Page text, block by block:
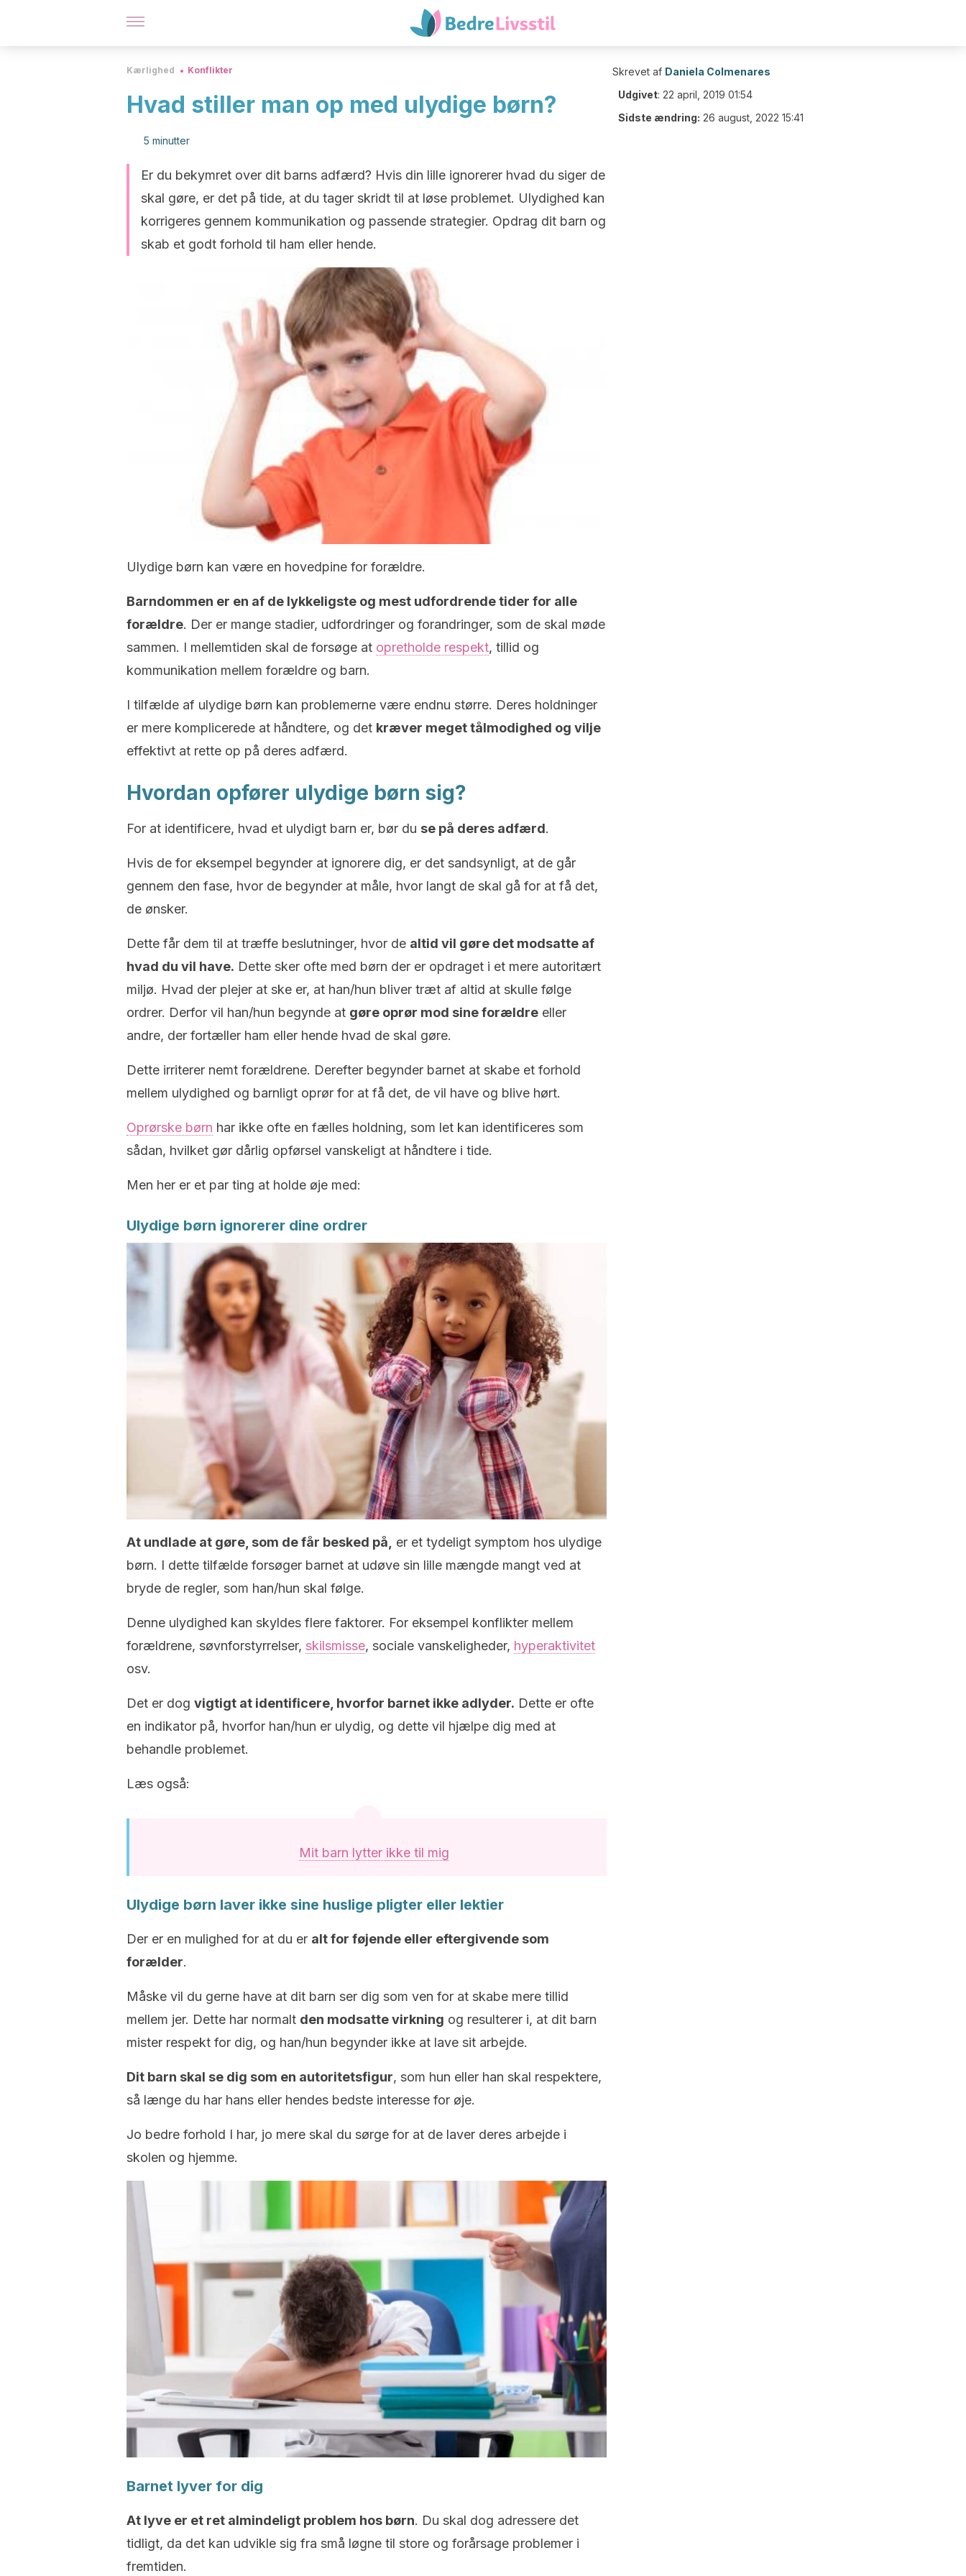
Kærlighed Konflikter
Hvad stiller man op med ulydige børn?
5 minutter
Er du bekymret over dit barns adfærd? Hvis din lille ignorerer hvad du siger de
skal gøre, er det på tide, at du tager skridt til at løse problemet. Ulydighed kan
korrigeres gennem kommunikation og passende strategier. Opdrag dit barn og
skab et godt forhold til ham eller hende.
Ulydige børn kan være en hovedpine for forældre.
Barndommen er en af ​​de lykkeligste og mest udfordrende tider for alle
forældre. Der er mange stadier, udfordringer og forandringer, som de skal møde
sammen. I mellemtiden skal de forsøge at opretholde respekt, tillid og
kommunikation mellem forældre og barn.
I tilfælde af ulydige børn kan problemerne være endnu større. Deres holdninger
er mere komplicerede at håndtere, og det kræver meget tålmodighed og vilje
effektivt at rette op på deres adfærd.
Hvordan opfører ulydige børn sig?
For at identificere, hvad et ulydigt barn er, bør du se på deres adfærd.
Hvis de for eksempel begynder at ignorere dig, er det sandsynligt, at de går
gennem den fase, hvor de begynder at måle, hvor langt de skal gå for at få det,
de ønsker.
Dette får dem til at træffe beslutninger, hvor de altid vil gøre det modsatte af
hvad du vil have. Dette sker ofte med børn der er opdraget i et mere autoritært
miljø. Hvad der plejer at ske er, at han/hun bliver træt af altid at skulle følge
ordrer. Derfor vil han/hun begynde at gøre oprør mod sine forældre eller
andre, der fortæller ham eller hende hvad de skal gøre.
Dette irriterer nemt forældrene. Derefter begynder barnet at skabe et forhold
mellem ulydighed og barnligt oprør for at få det, de vil have og blive hørt.
Oprørske børn har ikke ofte en fælles holdning, som let kan identificeres som
sådan, hvilket gør dårlig opførsel vanskeligt at håndtere i tide.
Men her er et par ting at holde øje med:
Ulydige børn ignorerer dine ordrer
At undlade at gøre, som de får besked på,
er et tydeligt symptom hos ulydige
børn. I dette tilfælde forsøger barnet at udøve sin lille mængde mangt ved at
bryde de regler, som han/hun skal følge.
Denne ulydighed kan skyldes flere faktorer. For eksempel konflikter mellem
forældrene, søvnforstyrrelser, skilsmisse, sociale vanskeligheder, hyperaktivitet
osv.
Det er dog vigtigt at identificere, hvorfor barnet ikke adlyder. Dette er ofte
en indikator på, hvorfor han/hun er ulydig, og dette vil hjælpe dig med at
behandle problemet.
Læs også:
Mit barn lytter ikke til mig
Ulydige børn laver ikke sine huslige pligter eller lektier
Der er en mulighed for at du er alt for føjende eller eftergivende som
forælder.
Måske vil du gerne have at dit barn ser dig som ven for at skabe mere tillid
mellem jer. Dette har normalt den modsatte virkning og resulterer i, at dit barn
mister respekt for dig, og han/hun begynder ikke at lave sit arbejde.
Dit barn skal se dig som en autoritetsfigur, som hun eller han skal respektere,
så længe du har hans eller hendes bedste interesse for øje.
Jo bedre forhold I har, jo mere skal du sørge for at de laver deres arbejde i
skolen og hjemme.
Barnet lyver for dig
At lyve er et ret almindeligt problem hos børn. Du skal dog adressere det
tidligt, da det kan udvikle sig fra små løgne til store og forårsage problemer i
fremtiden.
Skrevet af Daniela Colmenares
Udgivet: 22 april, 2019 01:54
Sidste ændring: 26 august, 2022 15:41